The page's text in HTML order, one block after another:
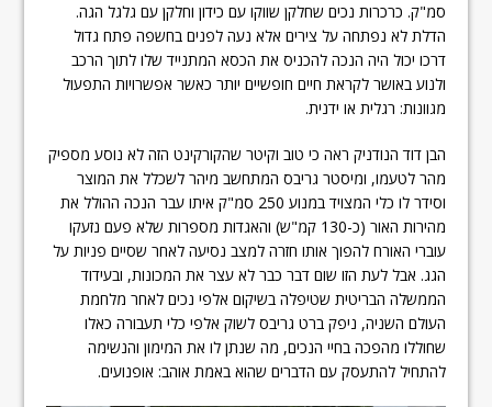
סמ"ק. כרכרות נכים שחלקן שווקו עם כידון וחלקן עם גלגל הגה.
הדלת לא נפתחה על צירים אלא נעה לפנים בחשפה פתח גדול
דרכו יכול היה הנכה להכניס את הכסא המתנייד שלו לתוך הרכב
ולנוע באושר לקראת חיים חופשיים יותר כאשר אפשרויות התפעול
מגוונות: רגלית או ידנית.
הבן דוד הנודניק ראה כי טוב וקיטר שהקורקינט הזה לא נוסע מספיק
מהר לטעמו, ומיסטר גריבס המתחשב מיהר לשכלל את המוצר
וסידר לו כלי המצויד במנוע 250 סמ"ק איתו עבר הנכה ההולל את
מהירות האור (כ-130 קמ"ש) והאגדות מספרות שלא פעם נזעקו
עוברי האורח להפוך אותו חזרה למצב נסיעה לאחר שסיים פניות על
הגג. אבל לעת הזו שום דבר כבר לא עצר את המכונות, ובעידוד
הממשלה הבריטית שטיפלה בשיקום אלפי נכים לאחר מלחמת
העולם השניה, ניפק ברט גריבס לשוק אלפי כלי תעבורה כאלו
שחוללו מהפכה בחיי הנכים, מה שנתן לו את המימון והנשימה
להתחיל להתעסק עם הדברים שהוא באמת אוהב: אופנועים.